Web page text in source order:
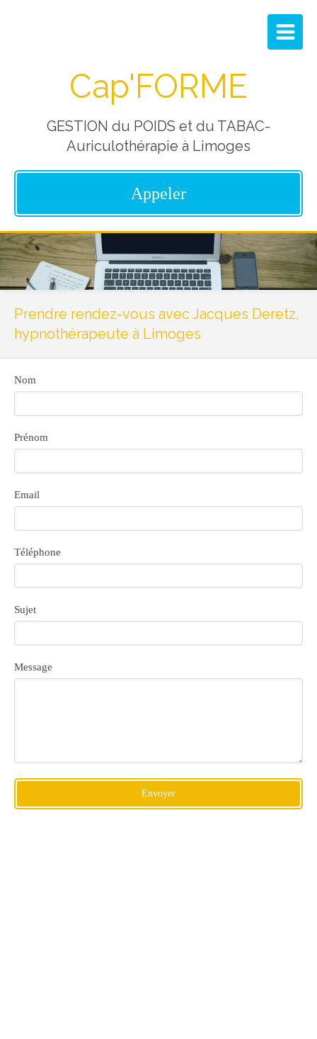
Cap'FORME
GESTION du POIDS et du TABAC-
Auriculothérapie à Limoges
Appeler
Prendre rendez-vous avec Jacques Deretz,
hypnothérapeute à Limoges
Nom
Prénom
Email
Téléphone
Sujet
Message
Envoyer